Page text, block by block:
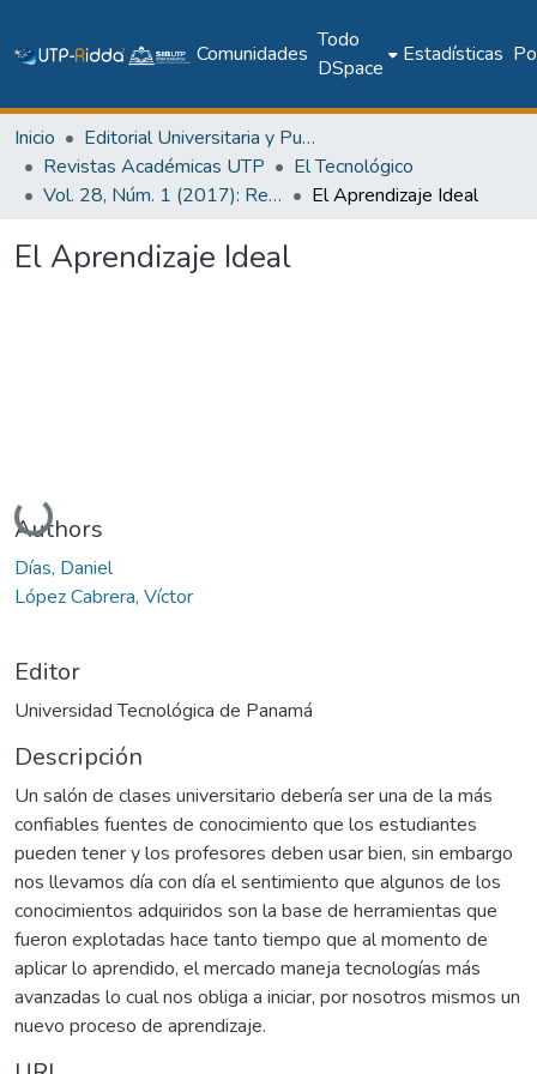
Comunidades
Todo
DSpace
Estadísticas
Inicio
Editorial Universitaria y Publicaciones Seriadas
Revistas Académicas UTP
El Tecnológico
Vol. 28, Núm. 1 (2017): Revista EL TECNOLÓGICO
El Aprendizaje Ideal
El Aprendizaje Ideal
Cargando...
Authors
Días, Daniel
López Cabrera, Víctor
Editor
Universidad Tecnológica de Panamá
Descripción
Un salón de clases universitario debería ser una de la más
confiables fuentes de conocimiento que los estudiantes
pueden tener y los profesores deben usar bien, sin embargo
nos llevamos día con día el sentimiento que algunos de los
conocimientos adquiridos son la base de herramientas que
fueron explotadas hace tanto tiempo que al momento de
aplicar lo aprendido, el mercado maneja tecnologías más
avanzadas lo cual nos obliga a iniciar, por nosotros mismos un
nuevo proceso de aprendizaje.